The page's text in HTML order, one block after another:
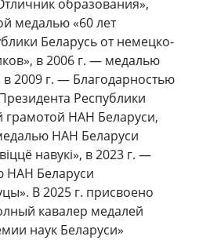
образования»,
медалью «60 лет
Беларусь от немецко-
в 2006 г. — медалью
2009 г. — Благодарностью
Республики
грамотой НАН Беларуси,
НАН Беларуси
навукі», в 2023 г. —
НАН Беларуси
В 2025 г. присвоено
кавалер медалей
наук Беларуси»